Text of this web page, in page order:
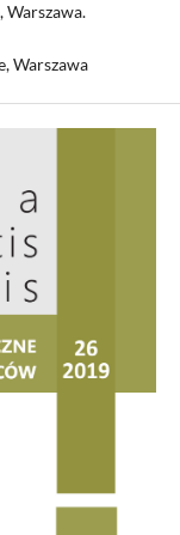
Warszawa.
Warszawa